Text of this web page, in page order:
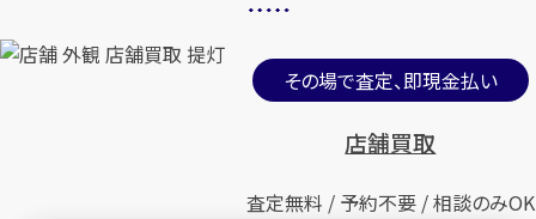
その場で査定、即現金払い
店舗買取
査定無料 / 予約不要 / 相談のみOK